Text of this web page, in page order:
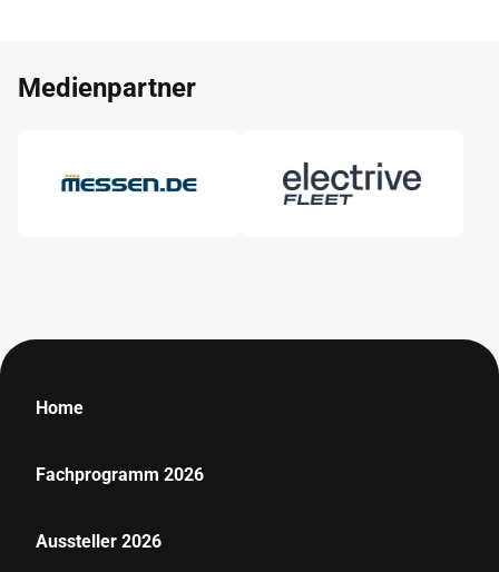
Medienpartner
Home
Fachprogramm 2026
Aussteller 2026